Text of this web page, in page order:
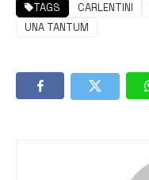
TAGS CARLENTINI
UNA TANTUM